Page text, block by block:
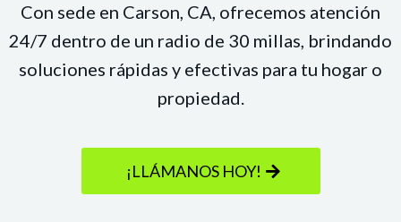
Con sede en Carson, CA, ofrecemos atención
24/7 dentro de un radio de 30 millas, brindando
soluciones rápidas y efectivas para tu hogar o
propiedad.
¡LLÁMANOS HOY!